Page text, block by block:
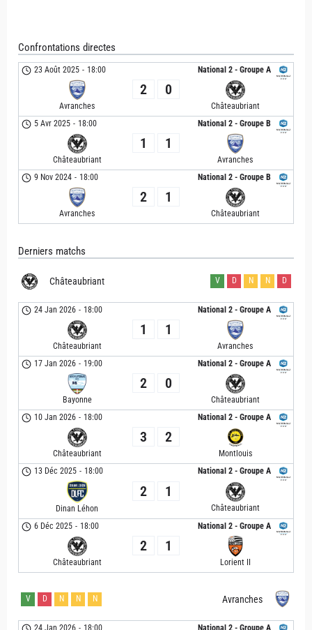
Confrontations directes
National 2 - Groupe A
23 Août 2025 - 18:00
Avranches
2 0
Châteaubriant
National 2 - Groupe B
5 Avr 2025 - 18:00
Châteaubriant
1 1
Avranches
National 2 - Groupe B
9 Nov 2024 - 18:00
Avranches
2 1
Châteaubriant
Derniers matchs
Châteaubriant V D N N D
National 2 - Groupe A
24 Jan 2026 - 18:00
Châteaubriant
1 1
Avranches
National 2 - Groupe A
17 Jan 2026 - 19:00
Bayonne
2 0
Châteaubriant
National 2 - Groupe A
10 Jan 2026 - 18:00
Châteaubriant
3 2
Montlouis
National 2 - Groupe A
13 Déc 2025 - 18:00
Dinan Léhon
2 1
Châteaubriant
National 2 - Groupe A
6 Déc 2025 - 18:00
Châteaubriant
2 1
Lorient II
Avranches
V D N N N
National 2 - Groupe A
24 Jan 2026 - 18:00